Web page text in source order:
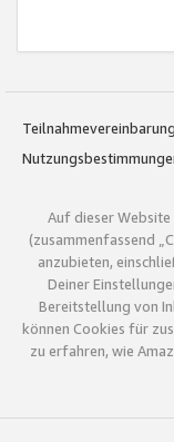
Teilnahmevereinbarung
Auf dieser
(zusammenfassend
anzubieten,
Deiner
Bereitstellung von
können Cookies für
zu erfahren, wie